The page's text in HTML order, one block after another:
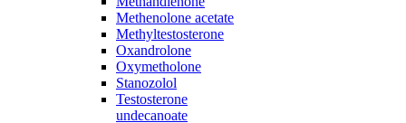
Methenolone acetate
Methyltestosterone
Oxandrolone
Oxymetholone
Stanozolol
Testosterone
undecanoate